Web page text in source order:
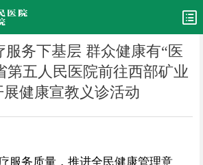
服务下基层 群众健康有“医
五人民医院前往西部矿业
展健康宣教义诊活动
服务质量，推进全民健康管理意